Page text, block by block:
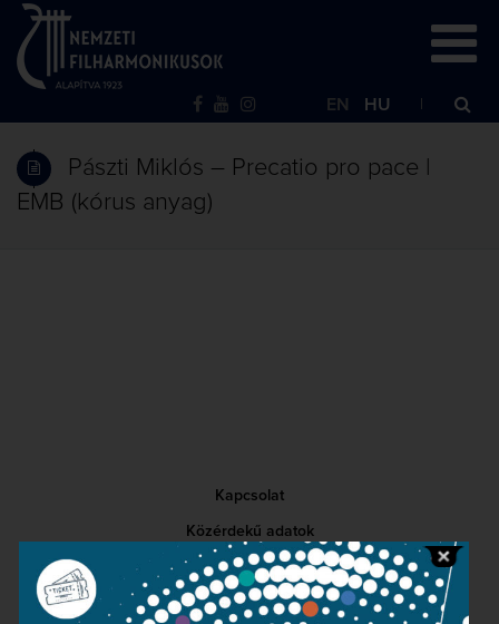
EN HU
Pászti Miklós – Precatio pro pace |
EMB (kórus anyag)
Kapcsolat
Közérdekű adatok
Sajtószoba
Adatvédelem